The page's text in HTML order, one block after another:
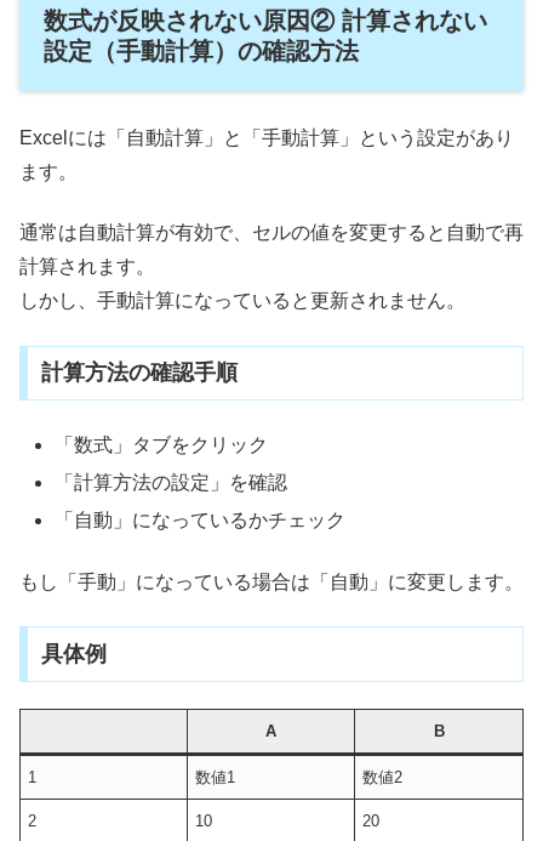
数式が反映されない原因② 計算されない
設定（手動計算）の確認方法
Excelには「自動計算」と「手動計算」という設定があり
ます。
通常は自動計算が有効で、セルの値を変更すると自動で再
計算されます。
しかし、手動計算になっていると更新されません。
計算方法の確認手順
「数式」タブをクリック
「計算方法の設定」を確認
「自動」になっているかチェック
もし「手動」になっている場合は「自動」に変更します。
具体例
A B
1 数値1 数値2
2 10 20